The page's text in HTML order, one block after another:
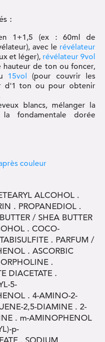
:
1+1,5 (ex : 60ml de
avec le révélateur
et léger), révélateur 9vol
hauteur de ton ou foncer,
15vol (pour couvrir les
d'1 ton ou pour obtenir
blancs, mélanger la
fondamentale dorée
couleur
ALCOHOL .
. PROPANEDIOL .
/ SHEA BUTTER
. COCO-
. PARFUM /
. ASCORBIC
.
DIACETATE .
5-
. 4-AMINO-2-
2,5-DIAMINE . 2-
. m-AMINOPHENOL
p-